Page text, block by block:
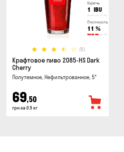
Горечь
1 IBU
Плотность
11 %
(5)
Крафтовое пиво 2085-HS Dark
Cherry
Полутемное, Нефильтрованное, 5°
69,50
грн за 0.5 кг